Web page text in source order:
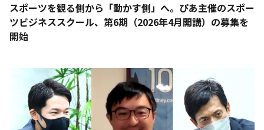
スポーツを観る側から「動かす側」へ。ぴあ主催のスポー
ツビジネススクール、第6期（2026年4月開講）の募集を
開始